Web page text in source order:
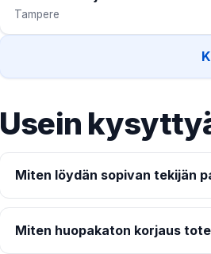
Tampere
Usein
Miten löydän sopivan tekijän
Miten huopakaton korjaus